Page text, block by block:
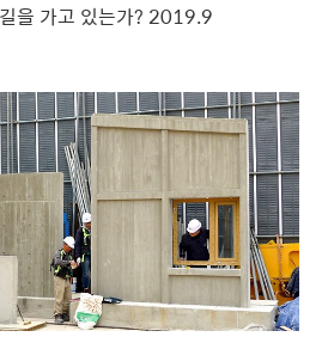
을 가고 있는가? 2019.9